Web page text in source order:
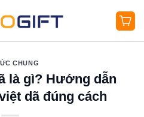
CHUNG
là gì? Hướng dẫn
dã đúng cách